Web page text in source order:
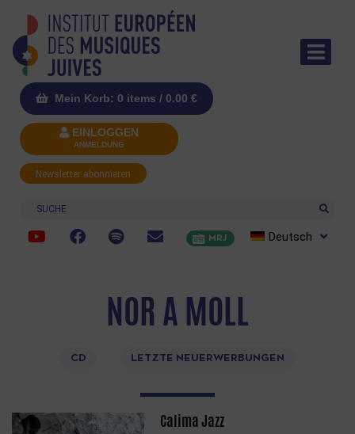
Mein Korb: 0 items / 0.00 €
EINLOGGEN
ANMELDUNG
Newsletter abonnieren
Suche
MRJ Deutsch
NOR A MOLL
CD LETZTE NEUERWERBUNGEN
Calima Jazz